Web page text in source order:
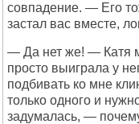
совпадение. — Его
застал вас вместе,
— Да нет же! — Катя
просто выиграла у
подбивать ко мне
только одного и
задумалась, —